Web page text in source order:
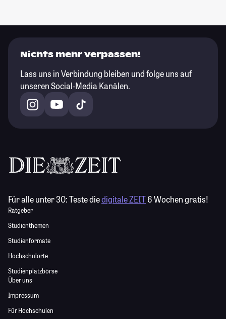
Nichts mehr verpassen!
Lass uns in Verbindung bleiben und folge uns auf
unseren Social-Media Kanälen.
Für alle unter 30:Teste diedigitale ZEIT6 Wochen gratis!
Ratgeber
Studienthemen
Studienformate
Hochschulorte
Studienplatzbörse
Über uns
Impressum
Für Hochschulen